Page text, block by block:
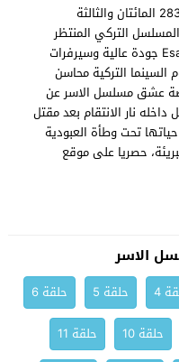
مشاهدة وتحميل مسلسل الاسر الحلقة 283 المائتان والثالثة
التركي المنتظر
“الاسر حلقة 283” اون لاين Esaret EP283 جودة عالية وسيرفرات
التركية محاسن
عشق مسلسل الاسر عن
نار الانتقام بعد مقتل
تحت وطأة العبودية
حصريا على موقع
الاسر
4 حلقة 5
حلقة 6
حلقة 10
حلقة 11